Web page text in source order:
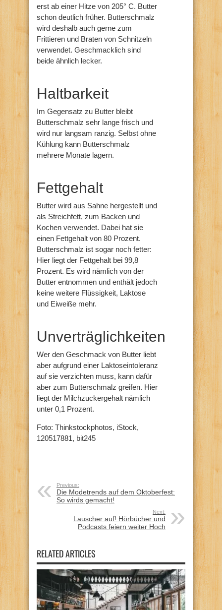
erst ab einer Hitze von 205° C. Butter
schon deutlich früher. Butterschmalz
wird deshalb auch gerne zum
Frittieren und Braten von Schnitzeln
verwendet. Geschmacklich sind
beide ähnlich lecker.
Haltbarkeit
Im Gegensatz zu Butter bleibt
Butterschmalz sehr lange frisch und
wird nur langsam ranzig. Selbst ohne
Kühlung kann Butterschmalz
mehrere Monate lagern.
Fettgehalt
Butter wird aus Sahne hergestellt und
als Streichfett, zum Backen und
Kochen verwendet. Dabei hat sie
einen Fettgehalt von 80 Prozent.
Butterschmalz ist sogar noch fetter:
Hier liegt der Fettgehalt bei 99,8
Prozent. Es wird nämlich von der
Butter entnommen und enthält jedoch
keine weitere Flüssigkeit, Laktose
und Eiweiße mehr.
Unverträglichkeiten
Wer den Geschmack von Butter liebt
aber aufgrund einer Laktoseintoleranz
auf sie verzichten muss, kann dafür
aber zum Butterschmalz greifen. Hier
liegt der Milchzuckergehalt nämlich
unter 0,1 Prozent.
Foto: Thinkstockphotos, iStock,
120517881, bit245
Previous:
Die Modetrends auf dem Oktoberfest:
So wirds gemacht!
Next:
Lauscher auf! Hörbücher und
Podcasts feiern weiter Hoch
RELATED ARTICLES